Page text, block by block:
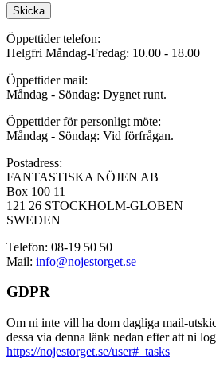
Skicka
Öppettider telefon:
Helgfri Måndag-Fredag: 10.00 - 18.00
Öppettider mail:
Måndag - Söndag: Dygnet runt.
Öppettider för personligt möte:
Måndag - Söndag: Vid förfrågan.
Postadress:
FANTASTISKA NÖJEN AB
Box 100 11
121 26 STOCKHOLM-GLOBEN
SWEDEN
Telefon: 08-19 50 50
Mail: info@nojestorget.se
GDPR
Om ni inte vill ha dom dagliga mail-
dessa via denna länk nedan efter att ni
https://nojestorget.se/user#_tasks